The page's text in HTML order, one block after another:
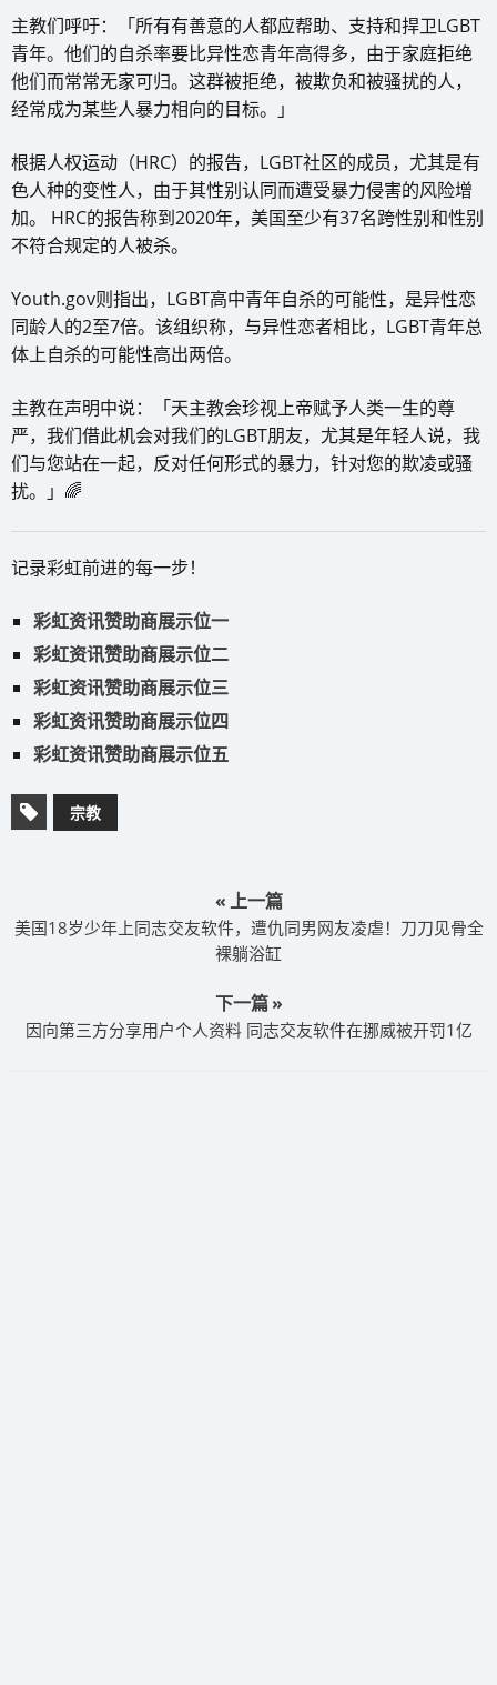
主教们呼吁：「所有有善意的人都应帮助、支持和捍卫LGBT
青年。他们的自杀率要比异性恋青年高得多，由于家庭拒绝
他们而常常无家可归。这群被拒绝，被欺负和被骚扰的人，
经常成为某些人暴力相向的目标。」
根据人权运动（HRC）的报告，LGBT社区的成员，尤其是有
色人种的变性人，由于其性别认同而遭受暴力侵害的风险增
加。 HRC的报告称到2020年，美国至少有37名跨性别和性别
不符合规定的人被杀。
Youth.gov则指出，LGBT高中青年自杀的可能性，是异性恋
同龄人的2至7倍。该组织称，与异性恋者相比，LGBT青年总
体上自杀的可能性高出两倍。
主教在声明中说：「天主教会珍视上帝赋予人类一生的尊
严，我们借此机会对我们的LGBT朋友，尤其是年轻人说，我
们与您站在一起，反对任何形式的暴力，针对您的欺凌或骚
扰。」🌈
记录彩虹前进的每一步！
彩虹资讯赞助商展示位一
彩虹资讯赞助商展示位二
彩虹资讯赞助商展示位三
彩虹资讯赞助商展示位四
彩虹资讯赞助商展示位五
宗教
« 上一篇
美国18岁少年上同志交友软件，遭仇同男网友凌虐！刀刀见骨全
裸躺浴缸
下一篇 »
因向第三方分享用户个人资料 同志交友软件在挪威被开罚1亿